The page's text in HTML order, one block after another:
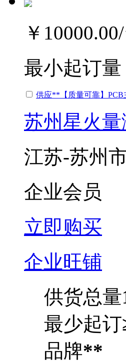
￥10000.00
最小起订量
供应**【质量可靠】PCB
苏州星火
江苏-苏州
企业会员
立即购买
企业旺铺
供货总量
最少起订
品牌**